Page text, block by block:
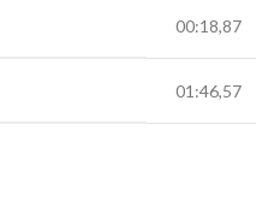
00:18,87
01:46,57